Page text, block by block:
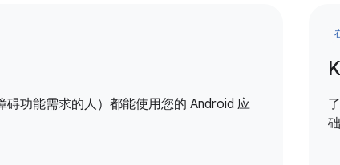
碍功能需求的人）都能使用您的 Android 应